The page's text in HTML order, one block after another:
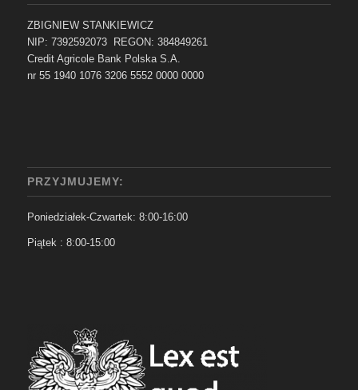
ZBIGNIEW STANKIEWICZ
NIP: 7392592073 REGON: 384849261
Credit Agricole Bank Polska S.A.
nr 55 1940 1076 3206 5552 0000 0000
PRZYJMUJEMY:
Poniedziałek-Czwartek: 8:00-16:00
Piątek : 8:00-15:00